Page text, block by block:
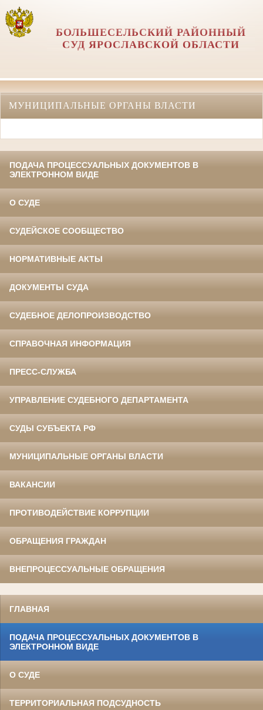
БОЛЬШЕСЕЛЬСКИЙ РАЙОННЫЙ
СУД ЯРОСЛАВСКОЙ ОБЛАСТИ
МУНИЦИПАЛЬНЫЕ ОРГАНЫ ВЛАСТИ
ПОДАЧА ПРОЦЕССУАЛЬНЫХ ДОКУМЕНТОВ В
ЭЛЕКТРОННОМ ВИДЕ
О СУДЕ
СУДЕЙСКОЕ СООБЩЕСТВО
НОРМАТИВНЫЕ АКТЫ
ДОКУМЕНТЫ СУДА
СУДЕБНОЕ ДЕЛОПРОИЗВОДСТВО
СПРАВОЧНАЯ ИНФОРМАЦИЯ
ПРЕСС-СЛУЖБА
УПРАВЛЕНИЕ СУДЕБНОГО ДЕПАРТАМЕНТА
СУДЫ СУБЪЕКТА РФ
МУНИЦИПАЛЬНЫЕ ОРГАНЫ ВЛАСТИ
ВАКАНСИИ
ПРОТИВОДЕЙСТВИЕ КОРРУПЦИИ
ОБРАЩЕНИЯ ГРАЖДАН
ВНЕПРОЦЕССУАЛЬНЫЕ ОБРАЩЕНИЯ
ГЛАВНАЯ
ПОДАЧА ПРОЦЕССУАЛЬНЫХ ДОКУМЕНТОВ В
ЭЛЕКТРОННОМ ВИДЕ
О СУДЕ
ТЕРРИТОРИАЛЬНАЯ ПОДСУДНОСТЬ